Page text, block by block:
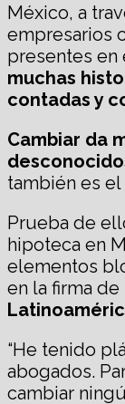
México, a
empresarios
presentes
muchas
contadas y
Cambiar da
también es
Prueba de
hipoteca en
elementos
en la firma
“He tenido
abogados.
cambiar